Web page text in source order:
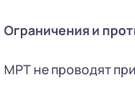
Ограничения и
МРТ не проводят